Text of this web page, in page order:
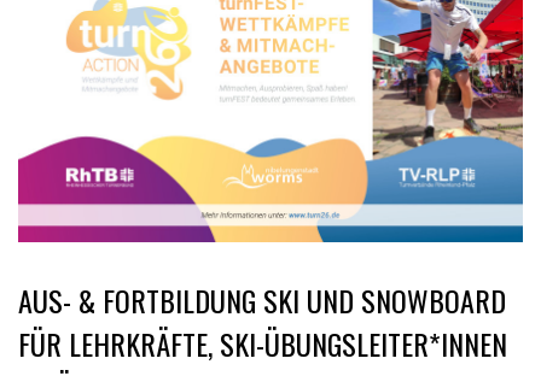
AUS- & FORTBILDUNG SKI UND SNOWBOARD
FÜR LEHRKRÄFTE, SKI-ÜBUNGSLEITER*INNEN